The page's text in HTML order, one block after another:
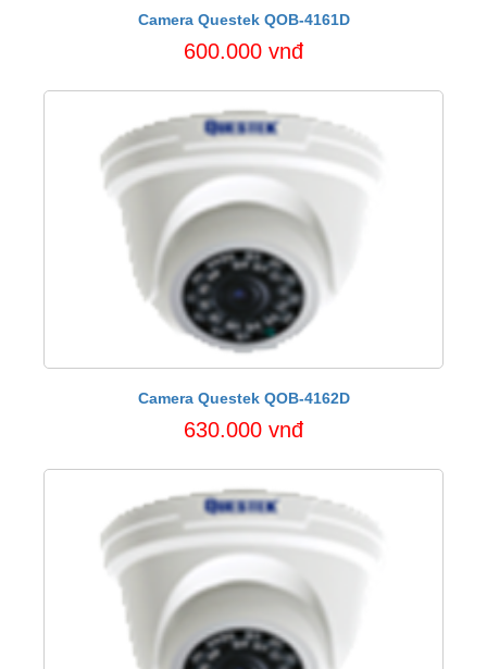
Camera Questek QOB-4161D
600.000 vnđ
Camera Questek QOB-4162D
630.000 vnđ